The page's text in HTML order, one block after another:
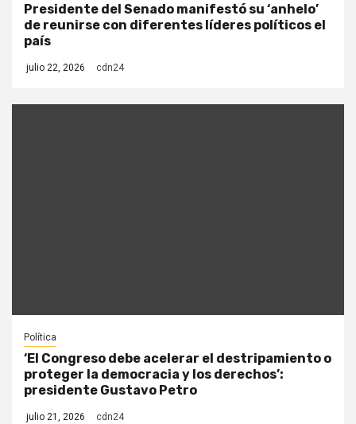
Presidente del Senado manifestó su ‘anhelo’
de reunirse con diferentes líderes políticos el
país
julio 22, 2026 cdn24
Política
‘El Congreso debe acelerar el destripamiento o
proteger la democracia y los derechos’:
presidente Gustavo Petro
julio 21, 2026 cdn24